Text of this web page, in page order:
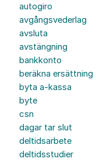
autogiro
avgångsvederlag
avsluta
avstängning
bankkonto
beräkna ersättning
byta a-kassa
byte
csn
dagar tar slut
deltidsarbete
deltidsstudier